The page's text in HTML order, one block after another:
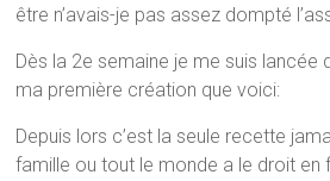
être n’avais-je pas assez dompté
Dès la 2e semaine je me suis lancée
ma première création que voici:
Depuis lors c’est la seule recette
famille ou tout le monde a le droit en